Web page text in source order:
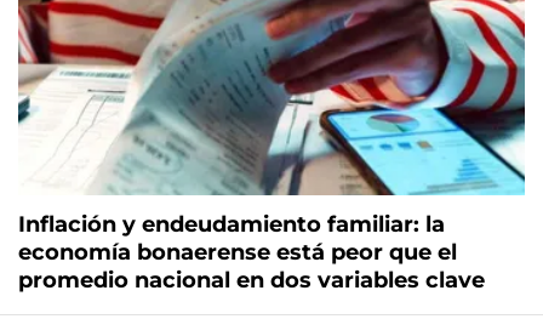
Inflación y endeudamiento familiar: la
economía bonaerense está peor que el
promedio nacional en dos variables clave